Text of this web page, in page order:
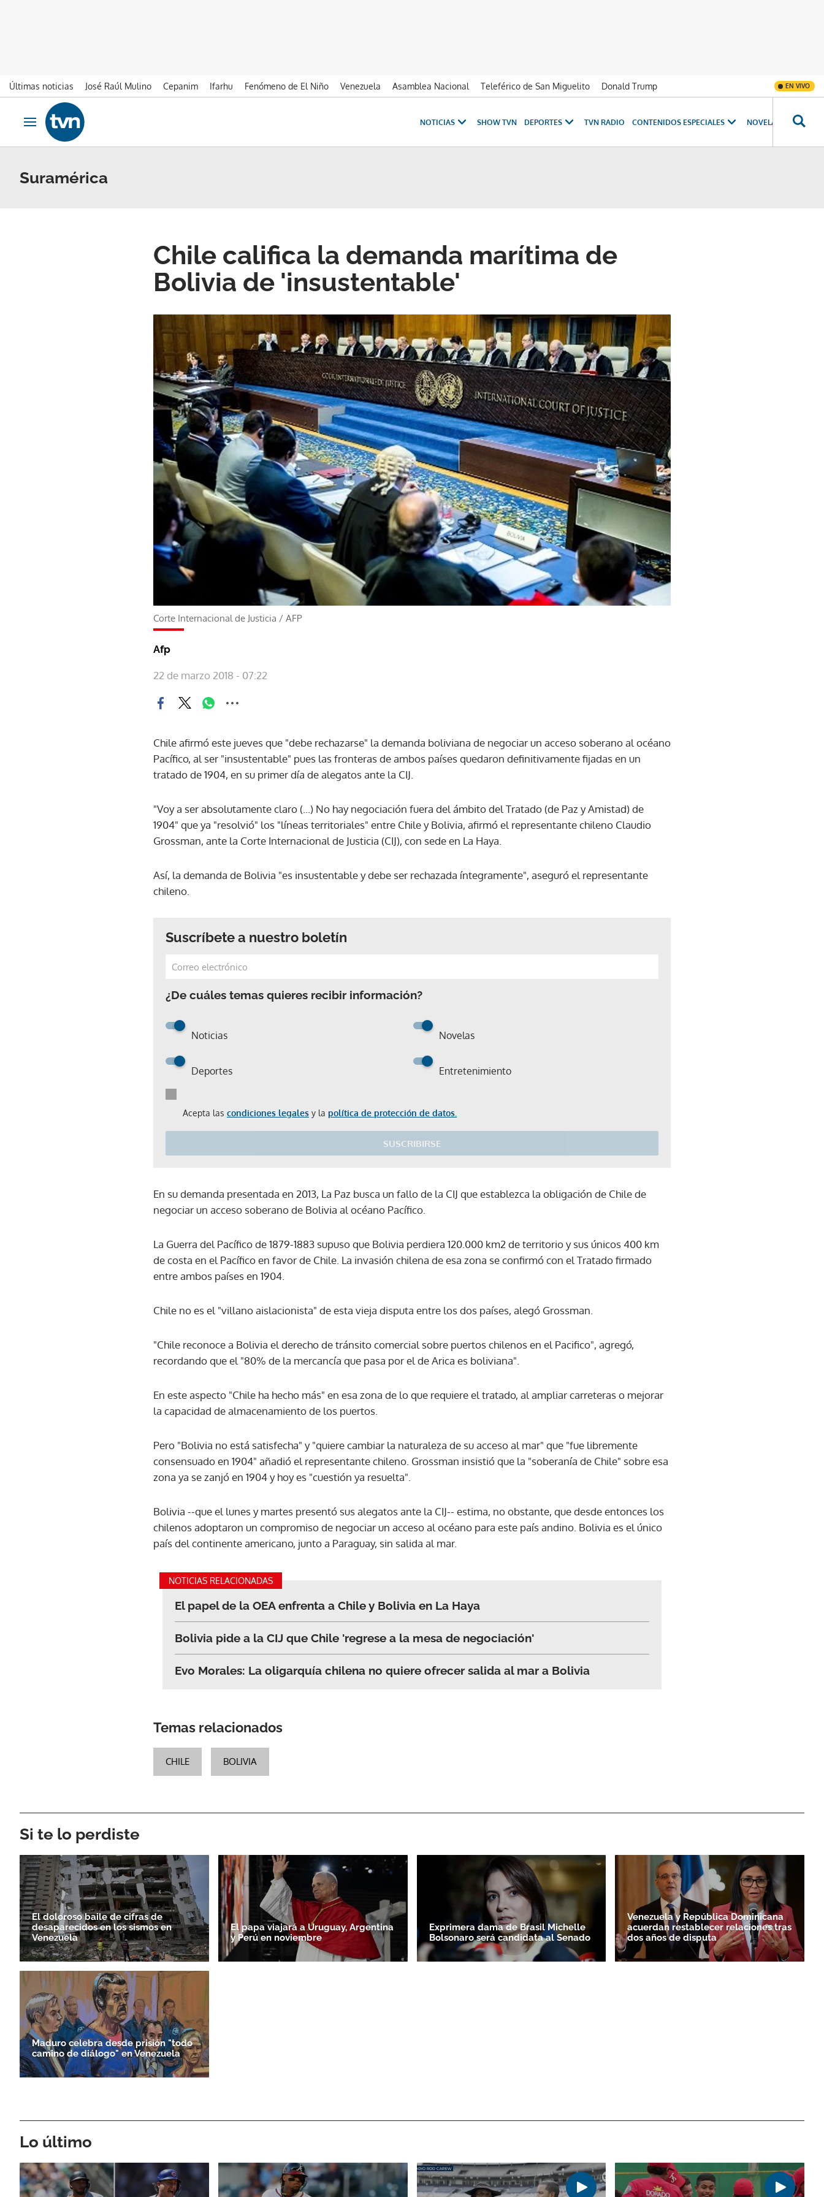
Últimas noticias José Raúl Mulino Cepanim Ifarhu Fenómeno de El Niño Venezuela Asamblea Nacional Teleférico de San Miguelito Donald Trump EN VIVO
Ir al contenido
Obrir navegació
NOTICIAS SHOW TVN DEPORTES TVN RADIO CONTENIDOS ESPECIALES NOVELAS
Suramérica
Chile califica la demanda marítima de
Bolivia de 'insustentable'
Corte Internacional de Justicia / AFP
Afp
22 de marzo 2018 - 07:22
Chile afirmó este jueves que "debe rechazarse" la demanda boliviana de negociar un acceso soberano al océano
Pacífico, al ser "insustentable" pues las fronteras de ambos países quedaron definitivamente fijadas en un
tratado de 1904, en su primer día de alegatos ante la CIJ.
"Voy a ser absolutamente claro (...) No hay negociación fuera del ámbito del Tratado (de Paz y Amistad) de
1904" que ya "resolvió" los "líneas territoriales" entre Chile y Bolivia, afirmó el representante chileno Claudio
Grossman, ante la Corte Internacional de Justicia (CIJ), con sede en La Haya.
Así, la demanda de Bolivia "es insustentable y debe ser rechazada íntegramente", aseguró el representante
chileno.
Suscríbete a nuestro boletín
¿De cuáles temas quieres recibir información?
Noticias Novelas
Deportes Entretenimiento
Acepta las condiciones legales y la política de protección de datos.
SUSCRIBIRSE
Gracias por suscribirte a nuestro boletín.
En su demanda presentada en 2013, La Paz busca un fallo de la CIJ que establezca la obligación de Chile de
negociar un acceso soberano de Bolivia al océano Pacífico.
La Guerra del Pacífico de 1879-1883 supuso que Bolivia perdiera 120.000 km2 de territorio y sus únicos 400 km
de costa en el Pacífico en favor de Chile. La invasión chilena de esa zona se confirmó con el Tratado firmado
entre ambos países en 1904.
Chile no es el "villano aislacionista" de esta vieja disputa entre los dos países, alegó Grossman.
"Chile reconoce a Bolivia el derecho de tránsito comercial sobre puertos chilenos en el Pacifico", agregó,
recordando que el "80% de la mercancía que pasa por el de Arica es boliviana".
En este aspecto "Chile ha hecho más" en esa zona de lo que requiere el tratado, al ampliar carreteras o mejorar
la capacidad de almacenamiento de los puertos.
Pero "Bolivia no está satisfecha" y "quiere cambiar la naturaleza de su acceso al mar" que "fue libremente
consensuado en 1904" añadió el representante chileno. Grossman insistió que la "soberanía de Chile" sobre esa
zona ya se zanjó en 1904 y hoy es "cuestión ya resuelta".
Bolivia --que el lunes y martes presentó sus alegatos ante la CIJ-- estima, no obstante, que desde entonces los
chilenos adoptaron un compromiso de negociar un acceso al océano para este país andino. Bolivia es el único
país del continente americano, junto a Paraguay, sin salida al mar.
NOTICIAS RELACIONADAS
El papel de la OEA enfrenta a Chile y Bolivia en La Haya
Bolivia pide a la CIJ que Chile 'regrese a la mesa de negociación'
Evo Morales: La oligarquía chilena no quiere ofrecer salida al mar a Bolivia
Temas relacionados
CHILE BOLIVIA
Si te lo perdiste
El doloroso baile de cifras de
desaparecidos en los sismos en
Venezuela
El papa viajará a Uruguay, Argentina
y Perú en noviembre
Exprimera dama de Brasil Michelle
Bolsonaro será candidata al Senado
Venezuela y República Dominicana
acuerdan restablecer relaciones tras
dos años de disputa
Maduro celebra desde prisión "todo
camino de diálogo" en Venezuela
Lo último